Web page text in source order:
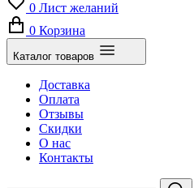
0 Лист желаний
0 Корзина
Каталог товаров
Доставка
Оплата
Отзывы
Скидки
О нас
Контакты